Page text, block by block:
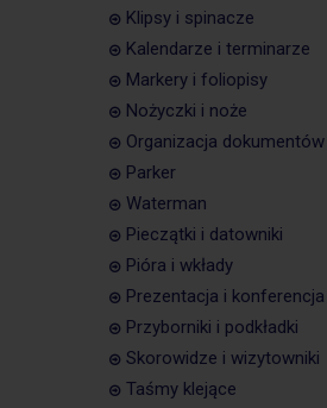
Klipsy i spinacze
Kalendarze i terminarze
Markery i foliopisy
Nożyczki i noże
Organizacja dokumentów
Parker
Waterman
Pieczątki i datowniki
Pióra i wkłady
Prezentacja i konferencja
Przyborniki i podkładki
Skorowidze i wizytowniki
Taśmy klejące